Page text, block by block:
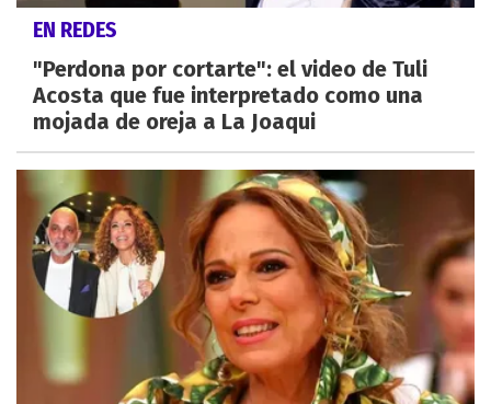
EN REDES
"Perdona por cortarte": el video de Tuli
Acosta que fue interpretado como una
mojada de oreja a La Joaqui